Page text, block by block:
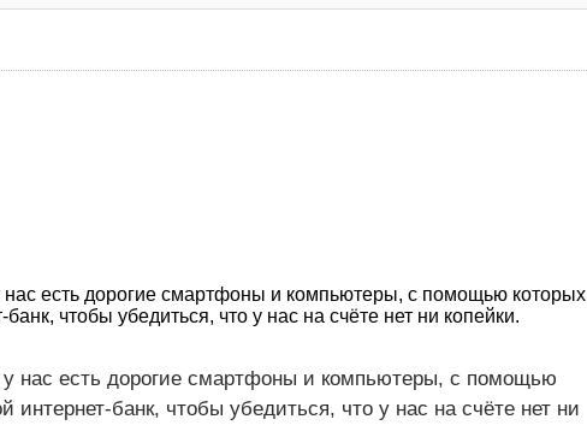
есть дорогие смартфоны и компьютеры, с помощью которых
чтобы убедиться, что у нас на счёте нет ни копейки.
у нас есть дорогие смартфоны и компьютеры, с помощью
банк, чтобы убедиться, что у нас на счёте нет ни